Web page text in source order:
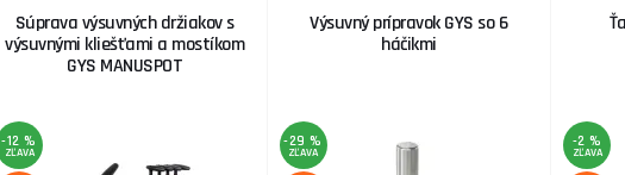
Súprava výsuvných držiakov s
výsuvnými kliešťami a mostíkom
GYS MANUSPOT
-12 %
ZĽAVA
Výsuvný prípravok GYS so 6
háčikmi
-29 %
ZĽAVA
-2 %
ZĽAVA